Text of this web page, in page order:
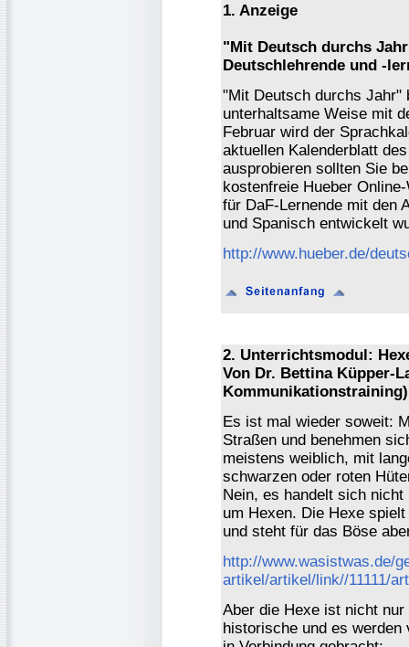
1. Anzeige
"Mit Deutsch durchs
Deutschlehrende und -
"Mit Deutsch durchs Jahr"
unterhaltsame Weise mit
Februar wird der
aktuellen Kalenderblatt
ausprobieren sollten Sie
kostenfreie Hueber
für DaF-Lernende mit den
und Spanisch entwickelt
http://www.hueber.de/
2. Unterrichtsmodul:
Von Dr. Bettina Küpper-
Kommunikationstraining)
Es ist mal wieder soweit:
Straßen und benehmen
meistens weiblich, mit
schwarzen oder roten
Nein, es handelt sich
um Hexen. Die Hexe
und steht für das Böse
http://www.wasistwas.de/
artikel/artikel/link//11111/
Aber die Hexe ist nicht
historische und es